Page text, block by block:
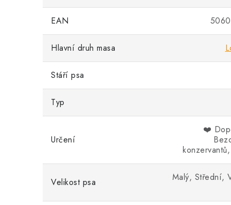
EAN
Hlavní druh masa
Stáří psa
Typ
Určení
❤️
Velikost psa
Malý, Střední,